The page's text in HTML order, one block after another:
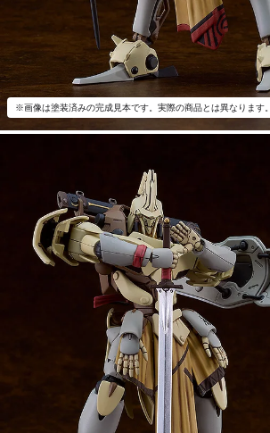
※画像は塗装済みの完成見本です。実際の商品とは異なります。